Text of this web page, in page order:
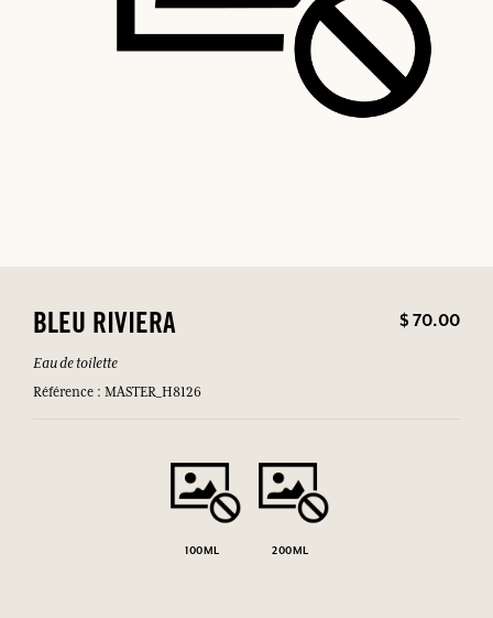
BLEU RIVIERA $ 70.00
Eau de toilette
Référence : MASTER_H8126
100ML 200ML